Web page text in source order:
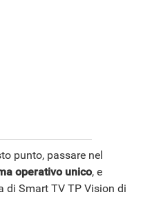
punto, passare nel
operativo unico, e
di Smart TV TP Vision di